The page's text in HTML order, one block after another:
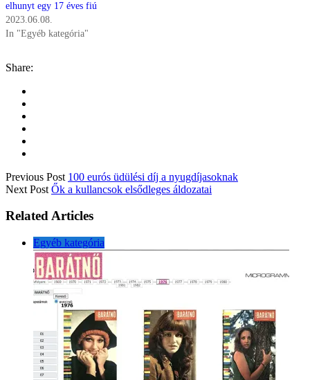
elhunyt egy 17 éves fiú
2023.06.08.
In "Egyéb kategória"
Share:
Previous Post 100 eurós üdülési díj a nyugdíjasoknak
Next Post Ők a kullancsok elsődleges áldozatai
Related Articles
Egyéb kategória